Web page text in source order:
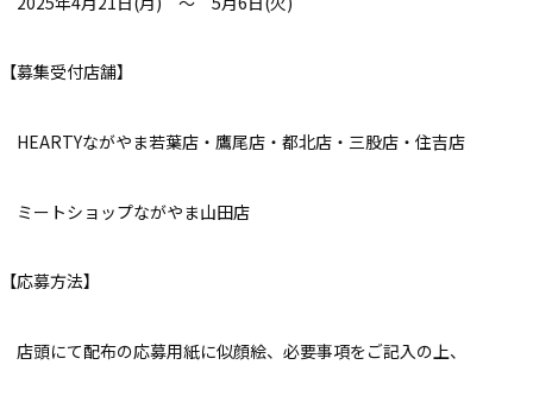
【募集受付店舗】
HEARTYながやま若葉店・鷹尾店・都北店・三股店・住吉店
ミートショップながやま山田店
【応募方法】
店頭にて配布の応募用紙に似顔絵、必要事項をご記入の上、